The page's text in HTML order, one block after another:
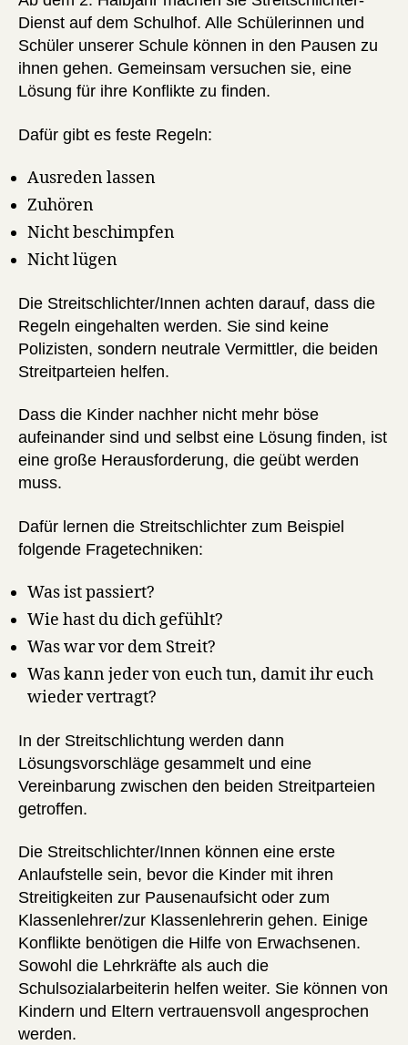
Dienst auf dem Schulhof. Alle Schülerinnen und
Schüler unserer Schule können in den Pausen zu
ihnen gehen. Gemeinsam versuchen sie, eine
Lösung für ihre Konflikte zu finden.
Dafür gibt es feste Regeln:
Ausreden lassen
Zuhören
Nicht beschimpfen
Nicht lügen
Die Streitschlichter/Innen achten darauf, dass die
Regeln eingehalten werden. Sie sind keine
Polizisten, sondern neutrale Vermittler, die beiden
Streitparteien helfen.
Dass die Kinder nachher nicht mehr böse
aufeinander sind und selbst eine Lösung finden, ist
eine große Herausforderung, die geübt werden
muss.
Dafür lernen die Streitschlichter zum Beispiel
folgende Fragetechniken:
Was ist passiert?
Wie hast du dich gefühlt?
Was war vor dem Streit?
Was kann jeder von euch tun, damit ihr euch
wieder vertragt?
In der Streitschlichtung werden dann
Lösungsvorschläge gesammelt und eine
Vereinbarung zwischen den beiden Streitparteien
getroffen.
Die Streitschlichter/Innen können eine erste
Anlaufstelle sein, bevor die Kinder mit ihren
Streitigkeiten zur Pausenaufsicht oder zum
Klassenlehrer/zur Klassenlehrerin gehen. Einige
Konflikte benötigen die Hilfe von Erwachsenen.
Sowohl die Lehrkräfte als auch die
Schulsozialarbeiterin helfen weiter. Sie können von
Kindern und Eltern vertrauensvoll angesprochen
werden.